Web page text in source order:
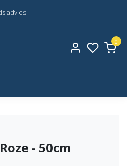
advies
0
- 50cm